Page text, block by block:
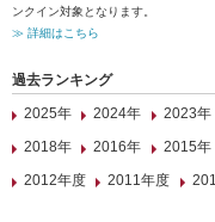
ンクイン対象となります。
≫ 詳細はこちら
過去ランキング
2025年
2024年 2023年
2018年
2016年 2015年
2012年度
2011年度